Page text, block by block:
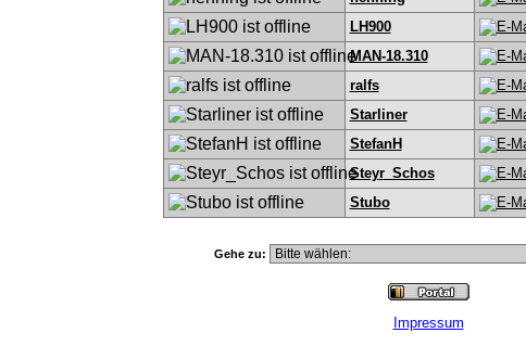
LH900
MAN-18.310
ralfs
Starliner
StefanH
Steyr_Schos
Stubo
Gehe zu:
Impressum